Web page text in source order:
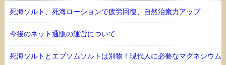
死海ソルト、死海ローションで疲労回復、自然治癒力アップ
今後のネット通販の運営について
死海ソルトとエプソムソルトは別物！現代人に必要なマグネシウム